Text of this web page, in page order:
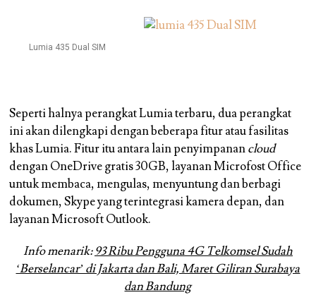
Lumia 435 Dual SIM
Seperti halnya perangkat Lumia terbaru, dua perangkat
ini akan dilengkapi dengan beberapa fitur atau fasilitas
khas Lumia. Fitur itu antara lain penyimpanancloud
dengan OneDrive gratis 30GB, layanan Microfost Office
untuk membaca, mengulas, menyuntung dan berbagi
dokumen, Skype yang terintegrasi kamera depan, dan
layanan Microsoft Outlook.
Info menarik:93 Ribu Pengguna 4G Telkomsel Sudah
‘Berselancar’ di Jakarta dan Bali, Maret Giliran Surabaya
dan Bandung